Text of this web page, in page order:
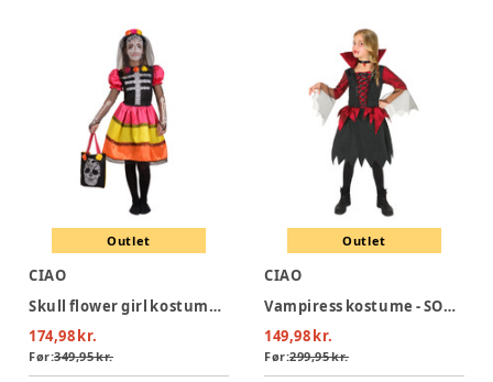
Outlet
CIAO
Skull flower girl kostume - MULTI
174,98 kr.
Før:349,95 kr.
Outlet
CIAO
Vampiress kostume - SORT/RØD
149,98 kr.
Før:299,95 kr.